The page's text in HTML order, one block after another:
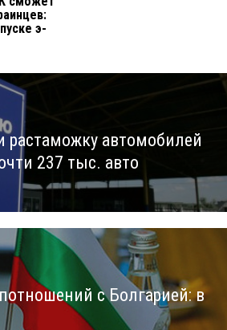
э-
растаможку автомобилей
237 тыс. авто
с Болгарией: в